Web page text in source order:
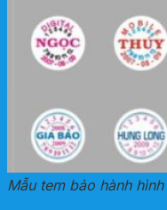
Mẫu tem bảo hành